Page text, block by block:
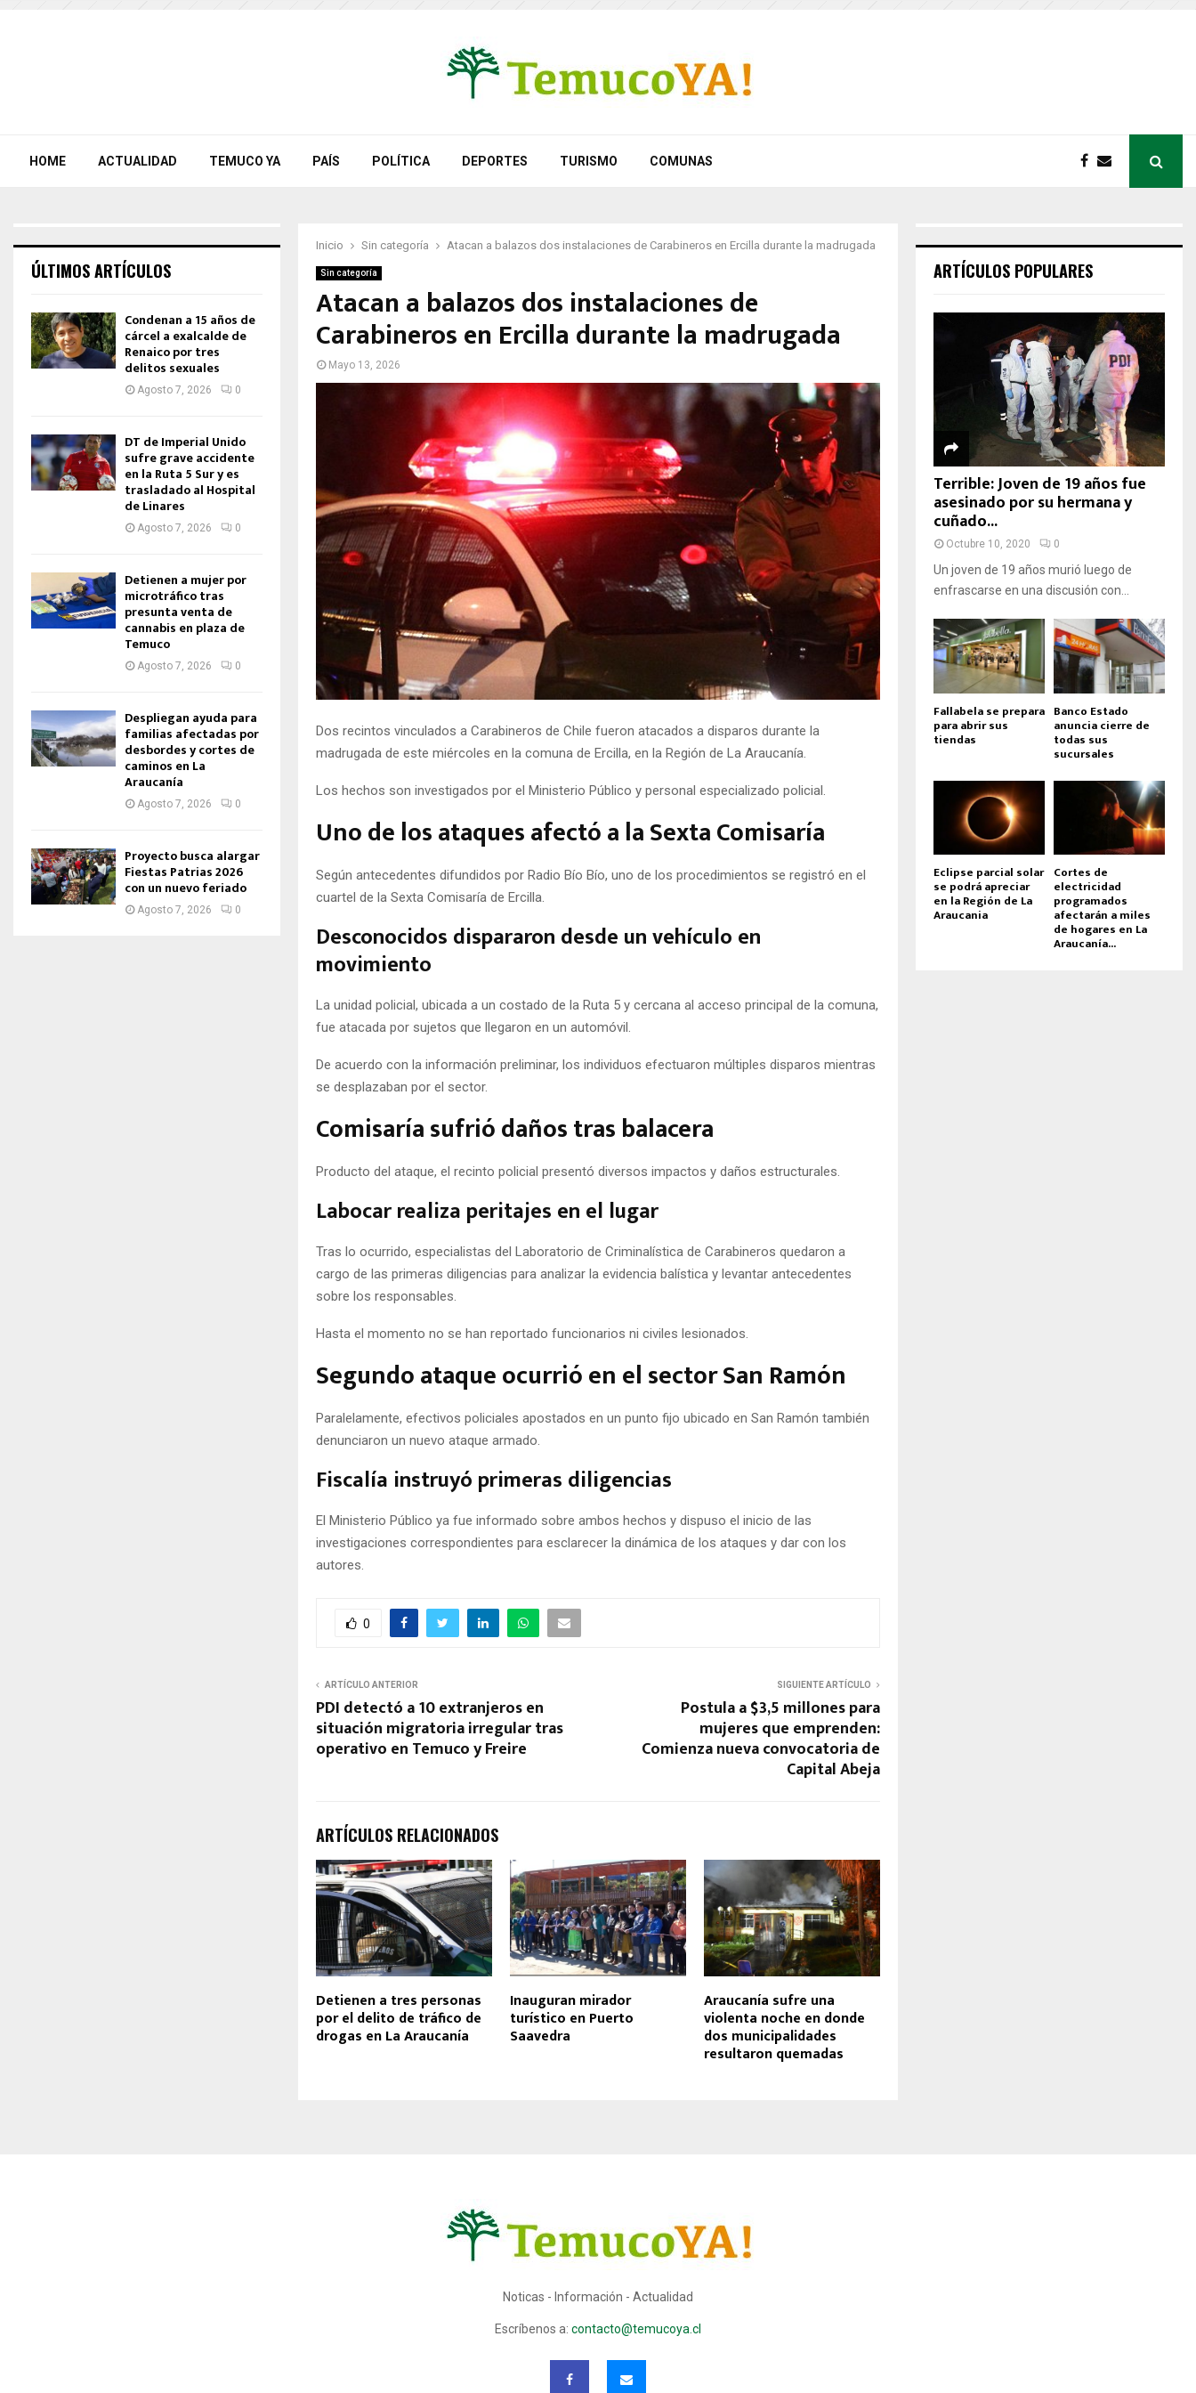
HOME ACTUALIDAD TEMUCO YA PAÍS POLÍTICA DEPORTES TURISMO COMUNAS
Inicio Sin categoría Atacan a balazos dos instalaciones de Carabineros en Ercilla durante la madrugada
Sin categoría
Atacan a balazos dos instalaciones de
Carabineros en Ercilla durante la madrugada
Mayo 13, 2026
Dos recintos vinculados a Carabineros de Chile fueron atacados a disparos durante la
madrugada de este miércoles en la comuna de Ercilla, en la Región de La Araucanía.
Los hechos son investigados por el Ministerio Público y personal especializado policial.
Uno de los ataques afectó a la Sexta Comisaría
Según antecedentes difundidos por Radio Bío Bío, uno de los procedimientos se registró en el
cuartel de la Sexta Comisaría de Ercilla.
Desconocidos dispararon desde un vehículo en
movimiento
La unidad policial, ubicada a un costado de la Ruta 5 y cercana al acceso principal de la comuna,
fue atacada por sujetos que llegaron en un automóvil.
De acuerdo con la información preliminar, los individuos efectuaron múltiples disparos mientras
se desplazaban por el sector.
Comisaría sufrió daños tras balacera
Producto del ataque, el recinto policial presentó diversos impactos y daños estructurales.
Labocar realiza peritajes en el lugar
Tras lo ocurrido, especialistas del Laboratorio de Criminalística de Carabineros quedaron a
cargo de las primeras diligencias para analizar la evidencia balística y levantar antecedentes
sobre los responsables.
Hasta el momento no se han reportado funcionarios ni civiles lesionados.
Segundo ataque ocurrió en el sector San Ramón
Paralelamente, efectivos policiales apostados en un punto fijo ubicado en San Ramón también
denunciaron un nuevo ataque armado.
Fiscalía instruyó primeras diligencias
El Ministerio Público ya fue informado sobre ambos hechos y dispuso el inicio de las
investigaciones correspondientes para esclarecer la dinámica de los ataques y dar con los
autores.
0
ARTÍCULO ANTERIOR
PDI detectó a 10 extranjeros en
situación migratoria irregular tras
operativo en Temuco y Freire
SIGUIENTE ARTÍCULO
Postula a $3,5 millones para
mujeres que emprenden:
Comienza nueva convocatoria de
Capital Abeja
ARTÍCULOS RELACIONADOS
Detienen a tres personas
por el delito de tráfico de
drogas en La Araucanía
Inauguran mirador
turístico en Puerto
Saavedra
Araucanía sufre una
violenta noche en donde
dos municipalidades
resultaron quemadas
ÚLTIMOS ARTÍCULOS
Condenan a 15 años de
cárcel a exalcalde de
Renaico por tres
delitos sexuales
Agosto 7, 2026 0
DT de Imperial Unido
sufre grave accidente
en la Ruta 5 Sur y es
trasladado al Hospital
de Linares
Agosto 7, 2026 0
Detienen a mujer por
microtráfico tras
presunta venta de
cannabis en plaza de
Temuco
Agosto 7, 2026 0
Despliegan ayuda para
familias afectadas por
desbordes y cortes de
caminos en La
Araucanía
Agosto 7, 2026 0
Proyecto busca alargar
Fiestas Patrias 2026
con un nuevo feriado
Agosto 7, 2026 0
ARTÍCULOS POPULARES
Terrible: Joven de 19 años fue
asesinado por su hermana y
cuñado...
Octubre 10, 2020 0
Un joven de 19 años murió luego de
enfrascarse en una discusión con...
Fallabela se prepara
para abrir sus
tiendas
Banco Estado
anuncia cierre de
todas sus
sucursales
Eclipse parcial solar
se podrá apreciar
en la Región de La
Araucania
Cortes de
electricidad
programados
afectarán a miles
de hogares en La
Araucanía...
Noticas - Información - Actualidad
Escríbenos a: contacto@temucoya.cl